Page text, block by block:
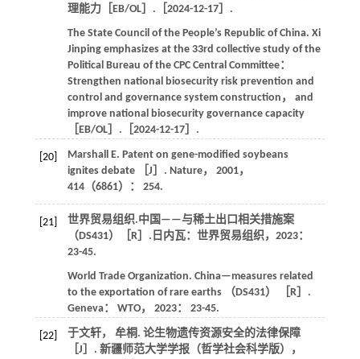
理能力［EB/OL］.［2024-12-17］.
The State Council of the People’s Republic of China. Xi
Jinping emphasizes at the 33rd collective study of the
Political Bureau of the CPC Central Committee：
Strengthen national biosecurity risk prevention and
control and governance system construction， and
improve national biosecurity governance capacity
［EB/OL］.［2024-12-17］.
[20] Marshall E. Patent on gene-modified soybeans
ignites debate ［J］. Nature， 2001，
414（6861）： 254.
[21]
世界贸易组织.中国——与稀土出口相关措施案
（DS431）［R］.日内瓦：世界贸易组织， 2023：
23-45.
World Trade Organization. China—measures related
to the exportation of rare earths （DS431） ［R］.
Geneva： WTO， 2023： 23-45.
[22]
于文轩， 牟桐. 论生物遗传资源安全的法律保障
［J］. 新疆师范大学学报（哲学社会科学版）
，